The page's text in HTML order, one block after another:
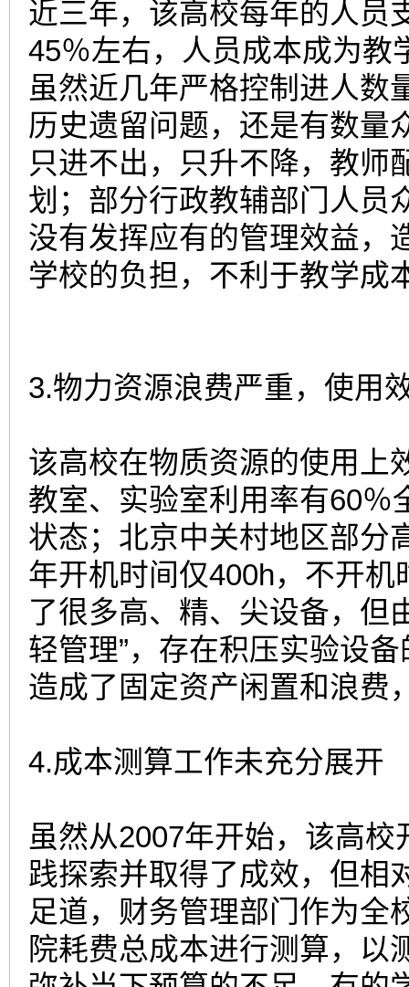
近三年，该高校每年的人员
45％左右，人员成本成为教
虽然近几年严格控制进人数
历史遗留问题，还是有数量
只进不出，只升不降，教师
划；部分行政教辅部门人员
没有发挥应有的管理效益，
学校的负担，不利于教学成
3.物力资源浪费严重，使用
该高校在物质资源的使用上
教室、实验室利用率有60％
状态；北京中关村地区部分
年开机时间仅400h，不开
了很多高、精、尖设备，但
轻管理”，存在积压实验设
造成了固定资产闲置和浪费
4.成本测算工作未充分展开
虽然从2007年开始，该高校
践探索并取得了成效，但相
足道，财务管理部门作为全
院耗费总成本进行测算，以